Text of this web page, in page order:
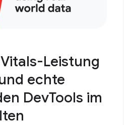
Leistung
echte
DevTools im